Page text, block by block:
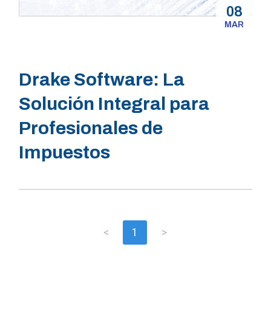
08
MAR
Drake Software: La
Solución Integral para
Profesionales de
Impuestos
< 1 >